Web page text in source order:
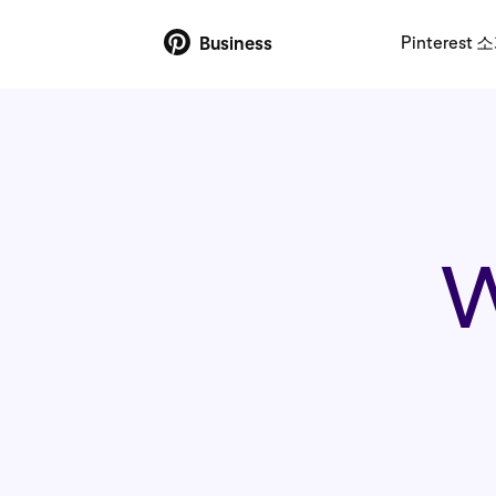
Business Pinterest 소